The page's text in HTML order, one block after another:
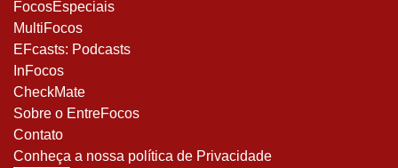
FocosEspeciais
MultiFocos
EFcasts: Podcasts
InFocos
CheckMate
Sobre o EntreFocos
Contato
Conheça a nossa política de Privacidade